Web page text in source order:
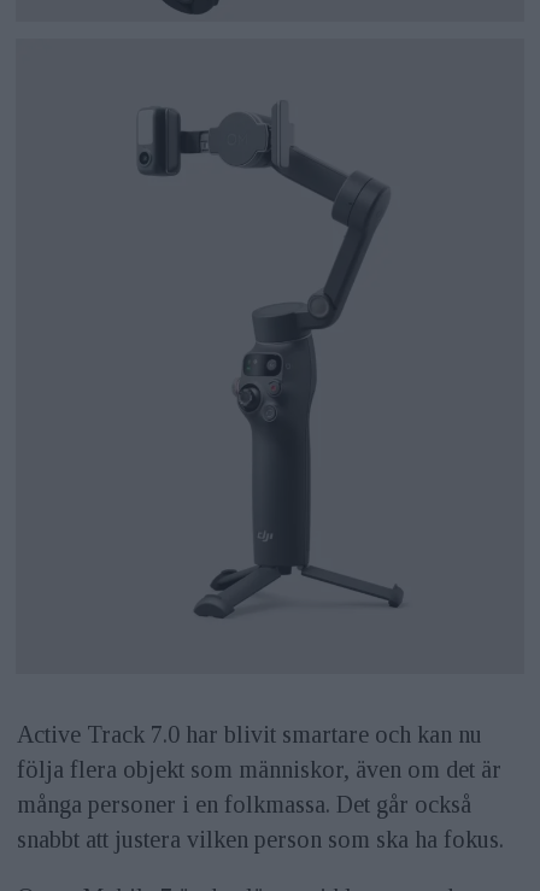
Active Track 7.0 har blivit smartare och kan nu
följa flera objekt som människor, även om det är
många personer i en folkmassa. Det går också
snabbt att justera vilken person som ska ha fokus.